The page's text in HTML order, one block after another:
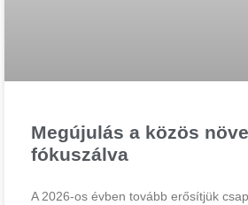
Megújulás a közös
fókuszálva
A 2026-os évben tovább erősítjük